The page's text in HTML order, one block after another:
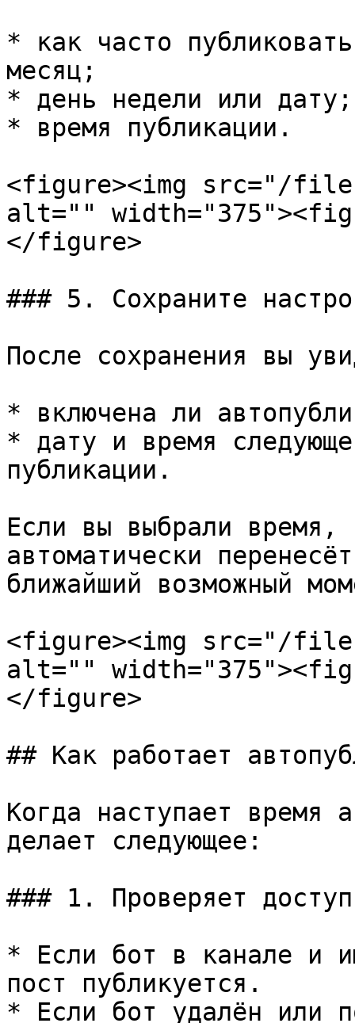
* как часто
месяц;
* день недели или дату;
* время публикации.
<figure><img src="/files/
alt=""
</figure>
### 5. Сохраните
После сохранения вы
* включена ли
* дату и время
публикации.
Если вы выбрали время,
автоматически
ближайший возможный
<figure><img src="/
alt=""
</figure>
## Как работает
Когда наступает время
делает следующее:
### 1. Проверяет
* Если бот в канале и
пост публикуется.
* Если бот удалён или